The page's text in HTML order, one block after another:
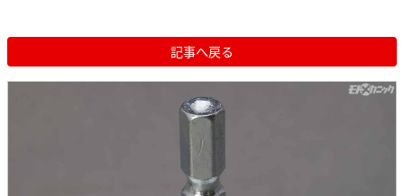
記事へ戻る